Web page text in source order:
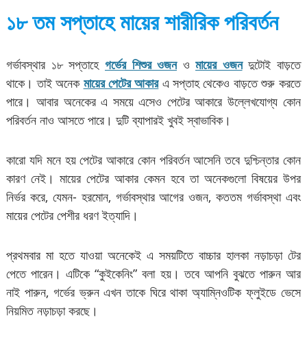
১৮ তম সপ্তাহে মায়ের শারীরিক পরিবর্তন
গর্ভাবস্থার ১৮ সপ্তাহে গর্ভের শিশুর ওজনওমায়ের ওজনদুটোই বাড়তে
থাকে। তাই অনেক মায়ের পেটের আকারএ সপ্তাহ থেকেও বাড়তে শুরু করতে
পারে। আবার অনেকের এ সময়ে এসেও পেটের আকারে উল্লেখযোগ্য কোন
পরিবর্তন নাও আসতে পারে। দুটি ব্যাপারই খুবই স্বাভাবিক।
কারো যদি মনে হয় পেটের আকারে কোন পরিবর্তন আসেনি তবে দুশ্চিন্তার কোন
কারণ নেই। মায়ের পেটের আকার কেমন হবে তা অনেকগুলো বিষয়ের উপর
নির্ভর করে, যেমন- হরমোন, গর্ভাবস্থার আগের ওজন, কততম গর্ভাবস্থা এবং
মায়ের পেটের পেশীর ধরণ ইত্যাদি।
প্রথমবার মা হতে যাওয়া অনেকেই এ সময়টিতে বাচ্চার হালকা নড়াচড়া টের
পেতে পারেন। এটিকে “কুইকেনিং” বলা হয়। তবে আপনি বুঝতে পারুন আর
নাই পারুন, গর্ভের ভ্রুন এখন তাকে ঘিরে থাকা অ্যাম্নিওটিক ফ্লুইডে ভেসে
নিয়মিত নড়াচড়া করছে।